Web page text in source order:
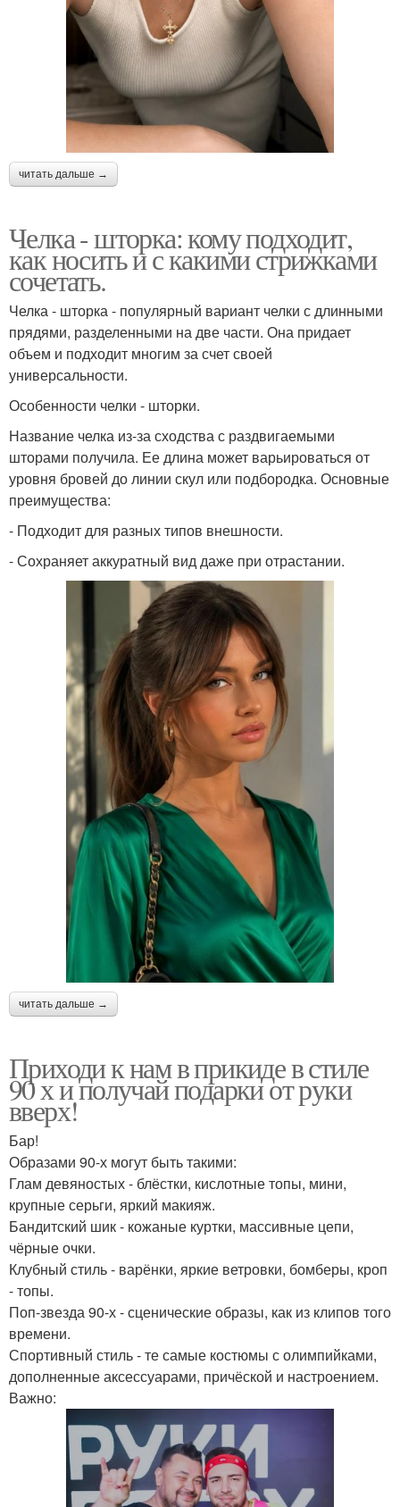
читать дальше →
Челка - шторка: кому подходит,
как носить и с какими стрижками
сочетать.
Челка - шторка - популярный вариант челки с длинными
прядями, разделенными на две части. Она придает
объем и подходит многим за счет своей
универсальности.
Особенности челки - шторки.
Название челка из-за сходства с раздвигаемыми
шторами получила. Ее длина может варьироваться от
уровня бровей до линии скул или подбородка. Основные
преимущества:
- Подходит для разных типов внешности.
- Сохраняет аккуратный вид даже при отрастании.
читать дальше →
Приходи к нам в прикиде в стиле
90 х и получай подарки от руки
вверх!
Бар!
Образами 90-х могут быть такими:
Глам девяностых - блёстки, кислотные топы, мини,
крупные серьги, яркий макияж.
Бандитский шик - кожаные куртки, массивные цепи,
чёрные очки.
Клубный стиль - варёнки, яркие ветровки, бомберы, кроп
- топы.
Поп-звезда 90-х - сценические образы, как из клипов того
времени.
Спортивный стиль - те самые костюмы с олимпийками,
дополненные аксессуарами, причёской и настроением.
Важно: